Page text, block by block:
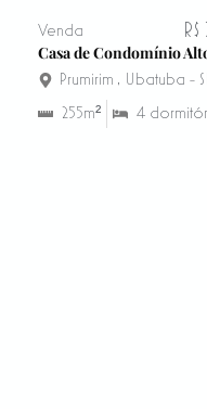
Venda
Casa de Condomínio
Prumirim , Ubatuba -
255m²
4